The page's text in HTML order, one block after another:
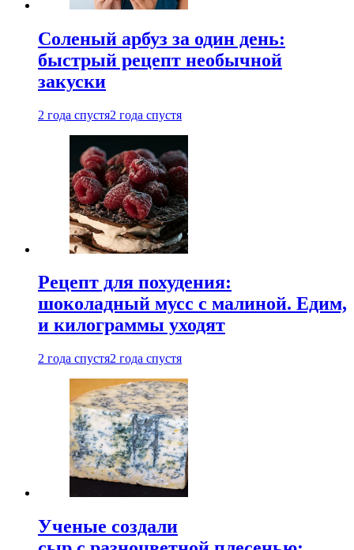
Соленый арбуз за один день:
быстрый рецепт необычной
закуски
2 года спустя2 года спустя
Рецепт для похудения:
шоколадный мусс с малиной. Едим,
и килограммы уходят
2 года спустя2 года спустя
Ученые создали